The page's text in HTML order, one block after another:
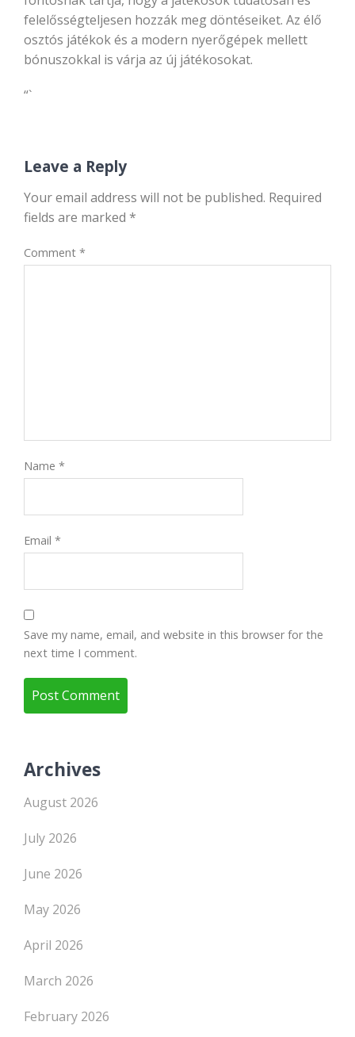
felelősségteljesen hozzák meg döntéseiket. Az élő
osztós játékok és a modern nyerőgépek mellett
bónuszokkal is várja az új játékosokat.
“`
Leave a Reply
Your email address will not be published. Required
fields are marked *
Comment *
Name *
Email *
Save my name, email, and website in this browser for the
next time I comment.
Archives
August 2026
July 2026
June 2026
May 2026
April 2026
March 2026
February 2026